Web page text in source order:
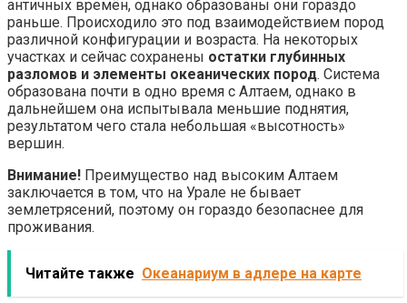
античных времён, однако образованы они гораздо
раньше. Происходило это под взаимодействием пород
различной конфигурации и возраста. На некоторых
участках и сейчас сохранены остатки глубинных
разломов и элементы океанических пород. Система
образована почти в одно время с Алтаем, однако в
дальнейшем она испытывала меньшие поднятия,
результатом чего стала небольшая «высотность»
вершин.
Внимание! Преимущество над высоким Алтаем
заключается в том, что на Урале не бывает
землетрясений, поэтому он гораздо безопаснее для
проживания.
Читайте также Океанариум в адлере на карте